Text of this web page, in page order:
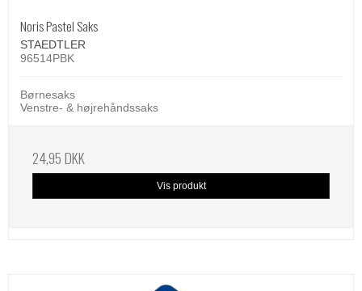
Noris Pastel Saks
STAEDTLER
96514PBK
Børnesaks
Venstre- & højrehåndssaks
24,95 DKK
Vis produkt